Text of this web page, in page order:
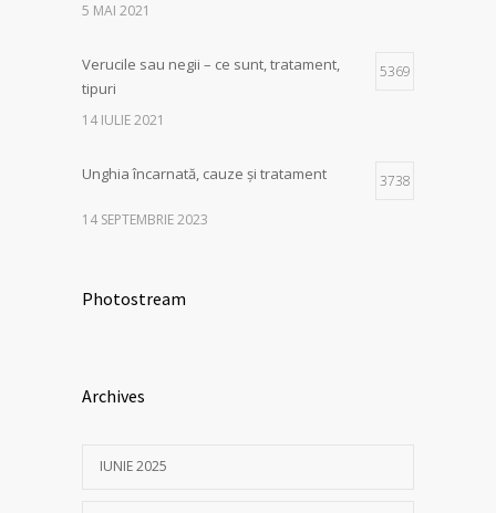
5 MAI 2021
Verucile sau negii – ce sunt, tratament,
tipuri
5369
14 IULIE 2021
Unghia încarnată, cauze și tratament 3738
14 SEPTEMBRIE 2023
Photostream
Archives
IUNIE 2025